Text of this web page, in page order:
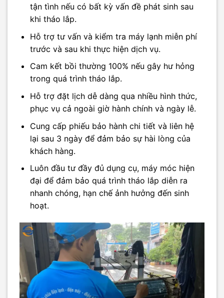
tận tình nếu có bất kỳ vấn đề phát sinh sau
khi tháo lắp.​
Hỗ trợ tư vấn và kiểm tra máy lạnh miễn phí
trước và sau khi thực hiện dịch vụ.​
Cam kết bồi thường 100% nếu gây hư hỏng
trong quá trình tháo lắp.​
Hỗ trợ đặt lịch dễ dàng qua nhiều hình thức,
phục vụ cả ngoài giờ hành chính và ngày lễ.​
Cung cấp phiếu bảo hành chi tiết và liên hệ
lại sau 3 ngày để đảm bảo sự hài lòng của
khách hàng.​
Luôn đầu tư đầy đủ dụng cụ, máy móc hiện
đại để đảm bảo quá trình tháo lắp diễn ra
nhanh chóng, hạn chế ảnh hưởng đến sinh
hoạt.​